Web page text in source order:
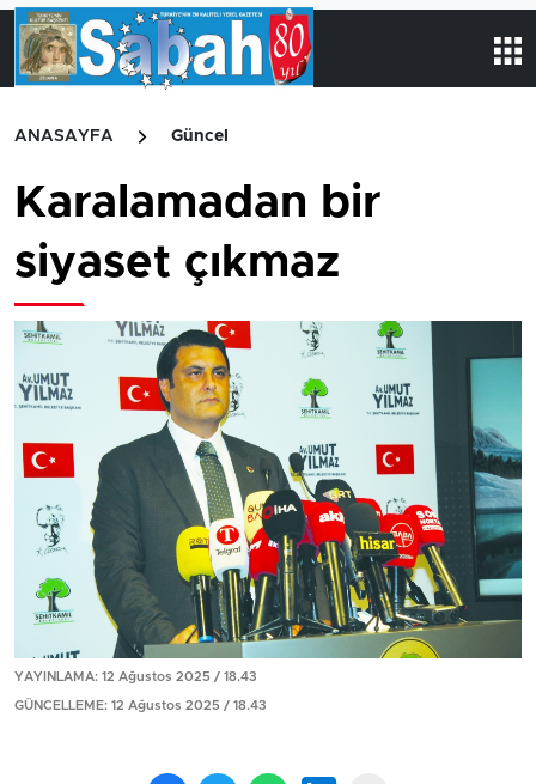
ANASAYFA Güncel
Karalamadan bir
siyaset çıkmaz
YAYINLAMA: 12 Ağustos 2025 / 18.43
GÜNCELLEME: 12 Ağustos 2025 / 18.43